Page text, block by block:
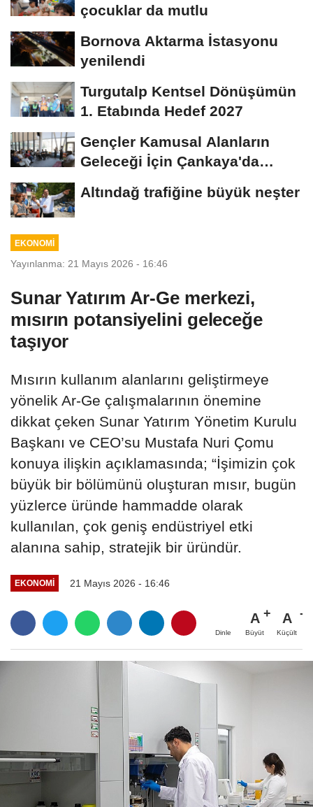
çocuklar da mutlu
Bornova Aktarma İstasyonu
yenilendi
Turgutalp Kentsel Dönüşümün
1. Etabında Hedef 2027
Gençler Kamusal Alanların
Geleceği İçin Çankaya'da
Altındağ trafiğine büyük neşter
EKONOMİ
Yayınlanma: 21 Mayıs 2026 - 16:46
Sunar Yatırım Ar-Ge merkezi,
mısırın potansiyelini geleceğe
taşıyor
Mısırın kullanım alanlarını geliştirmeye
yönelik Ar-Ge çalışmalarının önemine
dikkat çeken Sunar Yatırım Yönetim Kurulu
Başkanı ve CEO’su Mustafa Nuri Çomu
konuya ilişkin açıklamasında; “İşimizin çok
büyük bir bölümünü oluşturan mısır, bugün
yüzlerce üründe hammadde olarak
kullanılan, çok geniş endüstriyel etki
alanına sahip, stratejik bir üründür.
EKONOMİ 21 Mayıs 2026 - 16:46
Dinle
A
Büyüt
A
Küçült